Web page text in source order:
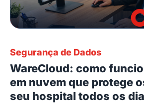
Segurança de Dados
WareCloud: como
em nuvem que protege
seu hospital todos os